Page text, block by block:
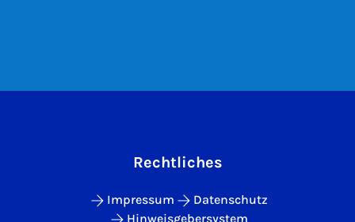
Rechtliches
Impressum
Datenschutz
Hinweisgebersystem